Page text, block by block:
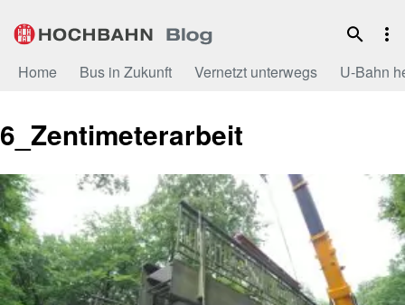
Inhalt
Home Bus in Zukunft Vernetzt unterwegs U-Bahn
6_Zentimeterarbeit